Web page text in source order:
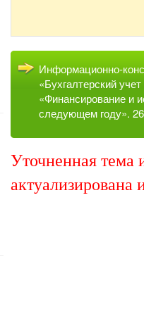
Информационно-
«Бухгалтерский
«Финансирование и
следующем году».
Уточненная тема
актуализирована